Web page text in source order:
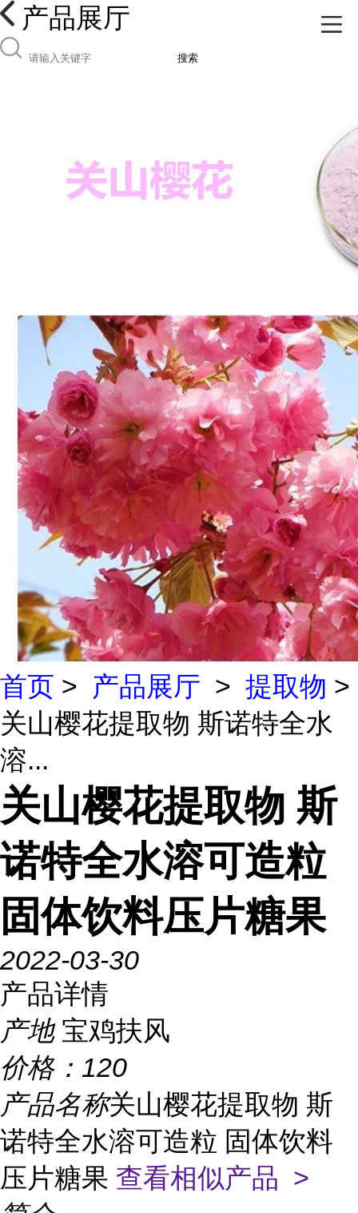
产品展厅
搜索
首页 > 产品展厅 > 提取物 >
关山樱花提取物 斯诺特全水
溶...
关山樱花提取物 斯
诺特全水溶可造粒
固体饮料压片糖果
2022-03-30
产品详情
产地 宝鸡扶风
价格： 120
产品名称关山樱花提取物 斯
诺特全水溶可造粒 固体饮料
压片糖果 查看相似产品 >